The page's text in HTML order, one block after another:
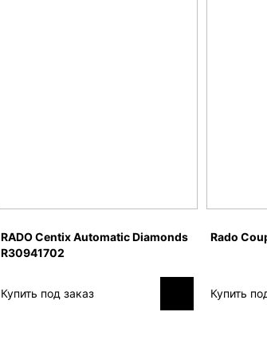
RADO Centix Automatic Diamonds
R30941702
Купить под заказ
Rado
Купить